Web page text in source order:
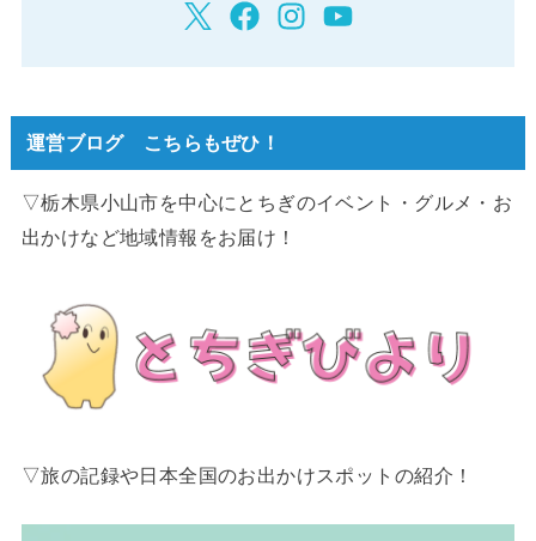
運営ブログ こちらもぜひ！
▽栃木県小山市を中心にとちぎのイベント・グルメ・お
出かけなど地域情報をお届け！
▽旅の記録や日本全国のお出かけスポットの紹介！